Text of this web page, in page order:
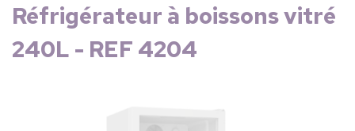
Réfrigérateur à boissons vitré
240L - REF 4204